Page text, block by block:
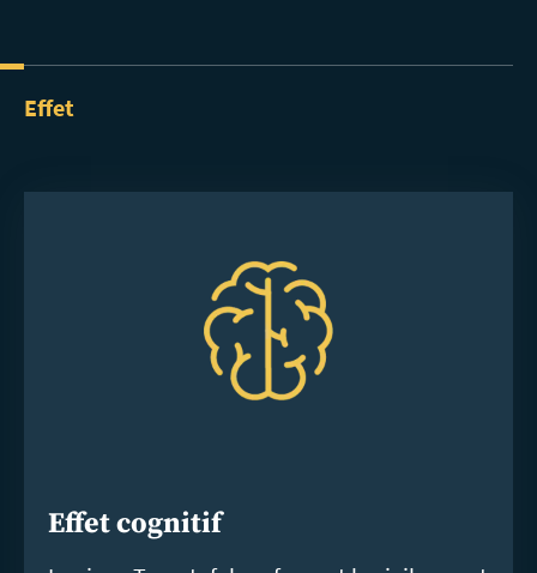
Effet
Effet cognitif